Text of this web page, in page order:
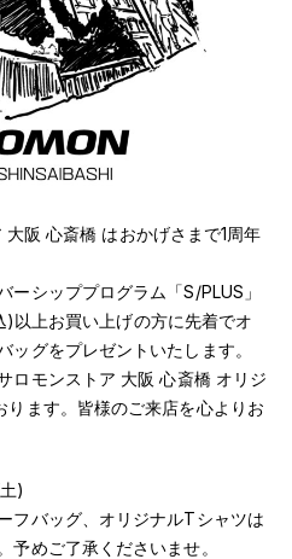
阪 心斎橋 はおかげさまで1周年
ーシッププログラム「S/PLUS」
以上お買い上げの方に先着でオ
ッグをプレゼントいたします。
ロモンストア 大阪 心斎橋 オリジ
ます。皆様のご来店を心よりお
)
フバッグ、オリジナルTシャツは
予めご了承くださいませ。